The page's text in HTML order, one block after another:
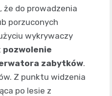
że do prowadzenia
porzuconych
wykrywaczy
pozwolenie
zabytków.
Z punktu widzenia
po lesie z